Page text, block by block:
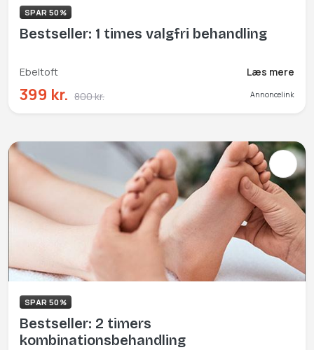
SPAR 50%
Bestseller: 1 times valgfri behandling
Ebeltoft Læs mere
399 kr. 800 kr. Annoncelink
SPAR 50%
Bestseller: 2 timers
kombinationsbehandling